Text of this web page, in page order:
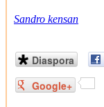
Sandro kensan
Diaspora
Google+